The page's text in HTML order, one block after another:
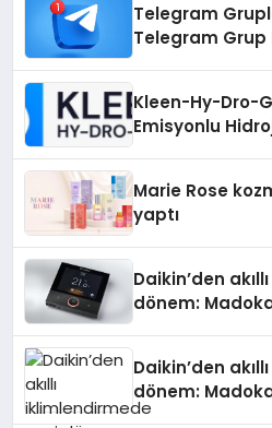
Telegram
Telegram Grup
Kleen-Hy-Dro-
Emisyonlu
Marie Rose
yaptı
Daikin’den
dönem:
Daikin’den
dönem: